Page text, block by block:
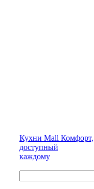
Кухни Mall Комфорт,
доступный
каждому